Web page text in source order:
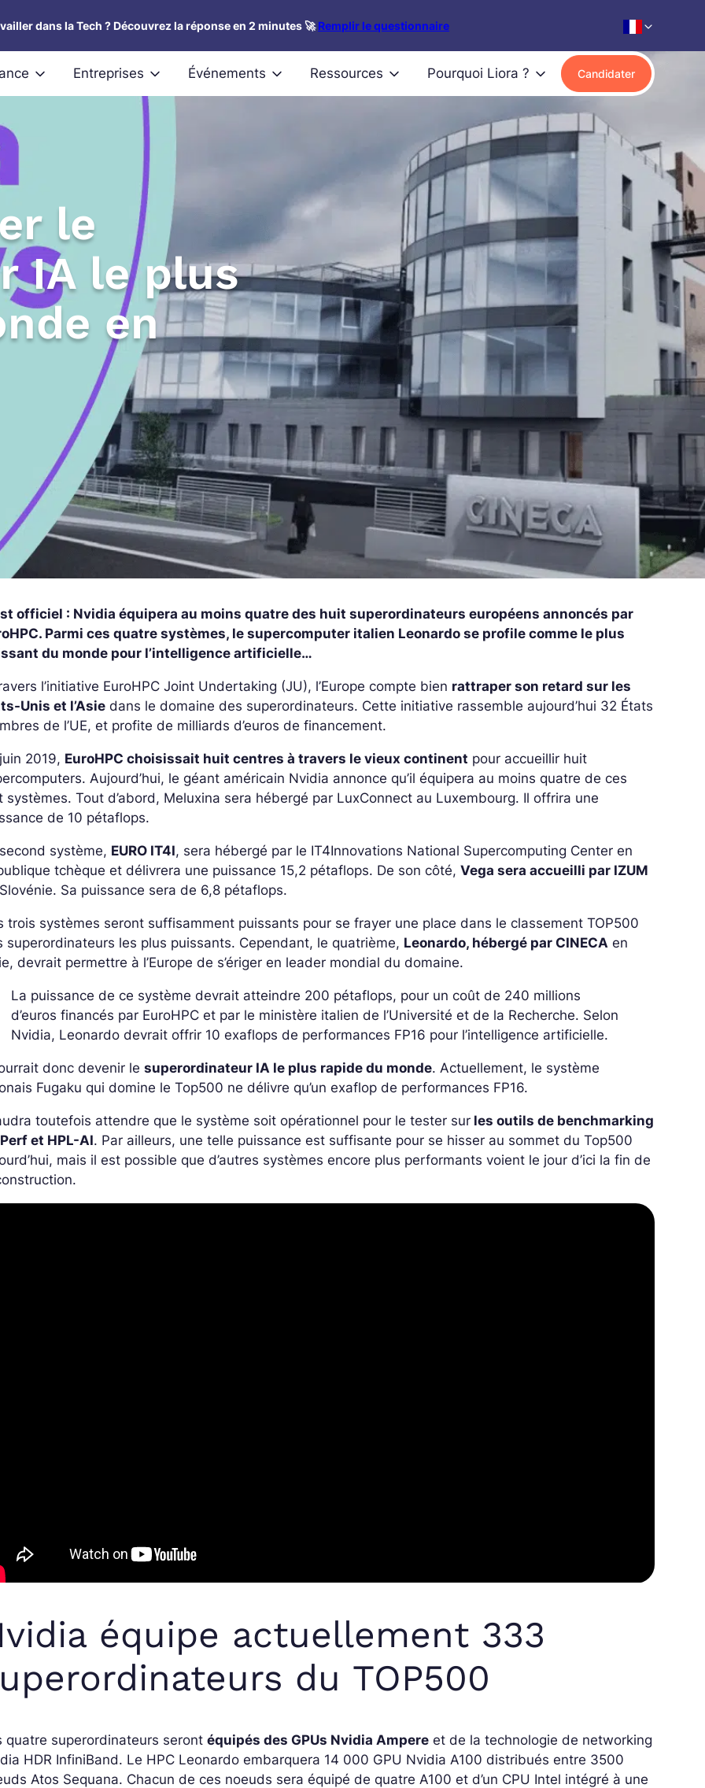
dans la Tech ? Découvrez la réponse en 2 minutes 🚀Remplir le questionnaire
Entreprises Événements Ressources Pourquoi Liora ? Candidater
le
IA le plus
en
officiel : Nvidia équipera au moins quatre des huit superordinateurs européens annoncés par
Parmi ces quatre systèmes, le supercomputer italien Leonardo se profile comme le plus
du monde pour l’intelligence artificielle…
l’initiative EuroHPC Joint Undertaking (JU), l’Europe compte bien rattraper son retard sur les
Unis et l’Asie dans le domaine des superordinateurs. Cette initiative rassemble aujourd’hui 32 États
de l’UE, et profite de milliards d’euros de financement.
2019, EuroHPC choisissait huit centres à travers le vieux continent pour accueillir huit
Aujourd’hui, le géant américain Nvidia annonce qu’il équipera au moins quatre de ces
systèmes. Tout d’abord, Meluxina sera hébergé par LuxConnect au Luxembourg. Il offrira une
de 10 pétaflops.
système, EURO IT4I, sera hébergé par le IT4Innovations National Supercomputing Center en
tchèque et délivrera une puissance 15,2 pétaflops. De son côté,Vega sera accueilli par IZUM
Sa puissance sera de 6,8 pétaflops.
trois systèmes seront suffisamment puissants pour se frayer une place dans le classement TOP500
superordinateurs les plus puissants. Cependant, le quatrième, Leonardo, hébergé par CINECA en
devrait permettre à l’Europe de s’ériger en leader mondial du domaine.
La puissance de ce système devrait atteindre 200 pétaflops, pour un coût de 240 millions
d’euros financés par EuroHPC et par le ministère italien de l’Université et de la Recherche. Selon
Nvidia, Leonardo devrait offrir 10 exaflops de performances FP16 pour l’intelligence artificielle.
donc devenir lesuperordinateur IA le plus rapide du monde. Actuellement, le système
Fugaku qui domine le Top500 ne délivre qu’un exaflop de performances FP16.
toutefois attendre que le système soit opérationnel pour le tester sur les outils de benchmarking
et HPL-AI. Par ailleurs, une telle puissance est suffisante pour se hisser au sommet du Top500
mais il est possible que d’autres systèmes encore plus performants voient le jour d’ici la fin de
équipe actuellement 333
du TOP500
quatre superordinateurs serontéquipés des GPUs Nvidia Ampere et de la technologie de networking
HDR InfiniBand. Le HPC Leonardo embarquera 14 000 GPU Nvidia A100 distribués entre 3500
Atos Sequana. Chacun de ces noeuds sera équipé de quatre A100 et d’un CPU Intel intégré à une